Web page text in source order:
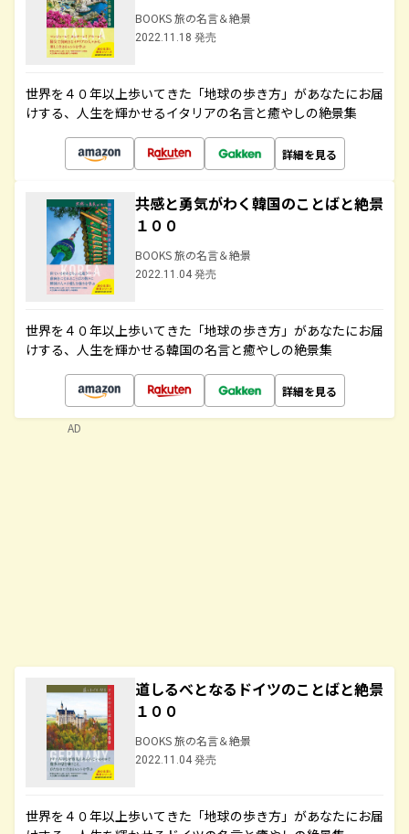
BOOKS 旅の名言＆絶景
2022.11.18 発売
世界を４０年以上歩いてきた「地球の歩き方」があなたにお届
けする、人生を輝かせるイタリアの名言と癒やしの絶景集
詳細を見る
共感と勇気がわく韓国のことばと絶景
１００
BOOKS 旅の名言＆絶景
2022.11.04 発売
世界を４０年以上歩いてきた「地球の歩き方」があなたにお届
けする、人生を輝かせる韓国の名言と癒やしの絶景集
詳細を見る
道しるべとなるドイツのことばと絶景
１００
BOOKS 旅の名言＆絶景
2022.11.04 発売
世界を４０年以上歩いてきた「地球の歩き方」があなたにお届
AD